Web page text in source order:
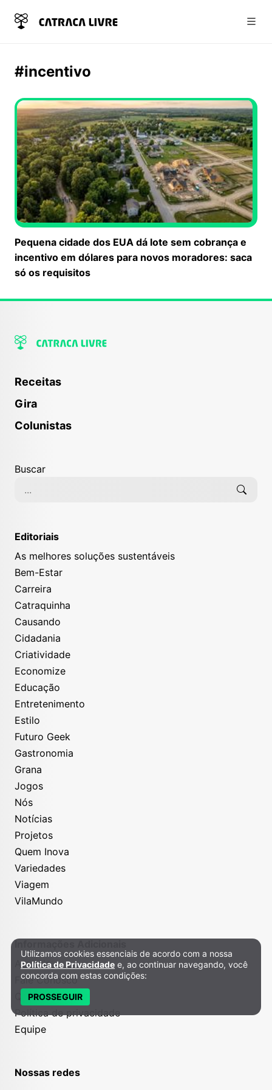
#incentivo
Pequena cidade dos EUA dá lote sem cobrança e
incentivo em dólares para novos moradores: saca
só os requisitos
Receitas
Gira
Colunistas
Buscar
Editoriais
As melhores soluções sustentáveis
Bem-Estar
Carreira
Catraquinha
Causando
Cidadania
Criatividade
Economize
Educação
Entretenimento
Estilo
Futuro Geek
Gastronomia
Grana
Jogos
Nós
Notícias
Projetos
Quem Inova
Variedades
Viagem
VilaMundo
Informações Adicionais
Anuncie
Fale Conosco
Quem somos
Política de privacidade
Equipe
Nossas redes
Política de Privacidade e Cookies
Utilizamos cookies essenciais de acordo com a nossa
Política de Privacidade e, ao continuar navegando, você
concorda com estas condições:
PROSSEGUIR